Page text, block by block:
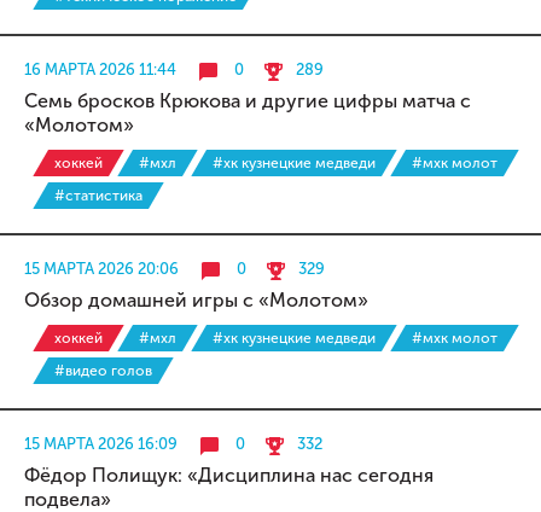
16 МАРТА 2026 11:44 0 289
Семь бросков Крюкова и другие цифры матча с
«Молотом»
хоккей #мхл #хк кузнецкие медведи
#мхк молот
#статистика
15 МАРТА 2026 20:06 0 329
Обзор домашней игры с «Молотом»
хоккей #мхл #хк кузнецкие медведи
#мхк молот
#видео голов
15 МАРТА 2026 16:09 0 332
Фёдор Полищук: «Дисциплина нас сегодня
подвела»